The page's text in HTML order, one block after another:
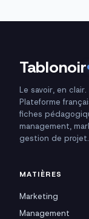
Tablonoir
Le savoir, en clair.
Plateforme
fiches
management,
gestion de projet.
MATIÈRES
Marketing
Management